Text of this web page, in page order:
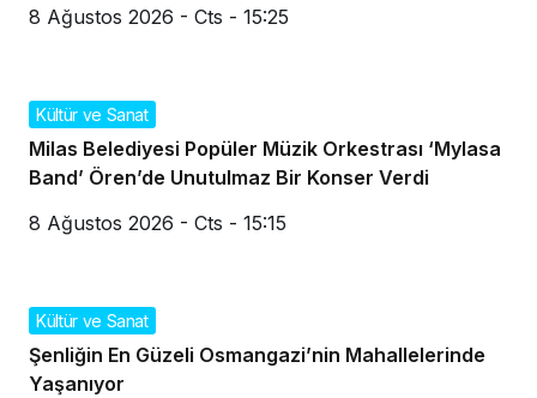
8 Ağustos 2026 - Cts - 15:25
Kültür ve Sanat
Milas Belediyesi Popüler Müzik Orkestrası ‘Mylasa
Band’ Ören’de Unutulmaz Bir Konser Verdi
8 Ağustos 2026 - Cts - 15:15
Kültür ve Sanat
Şenliğin En Güzeli Osmangazi’nin Mahallelerinde
Yaşanıyor